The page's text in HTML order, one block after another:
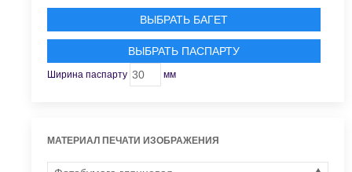
ВЫБРАТЬ БАГЕТ
ВЫБРАТЬ ПАСПАРТУ
Ширина паспарту мм
МАТЕРИАЛ ПЕЧАТИ ИЗОБРАЖЕНИЯ